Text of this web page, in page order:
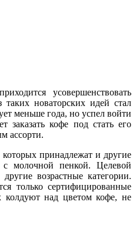
усовершенствовать
новаторских идей стал
меньше года, но успел войти
заказать кофе под стать его
ассорти.
принадлежат и другие
молочной пенкой. Целевой
возрастные категории.
только сертифицированные
колдуют над цветом кофе, не